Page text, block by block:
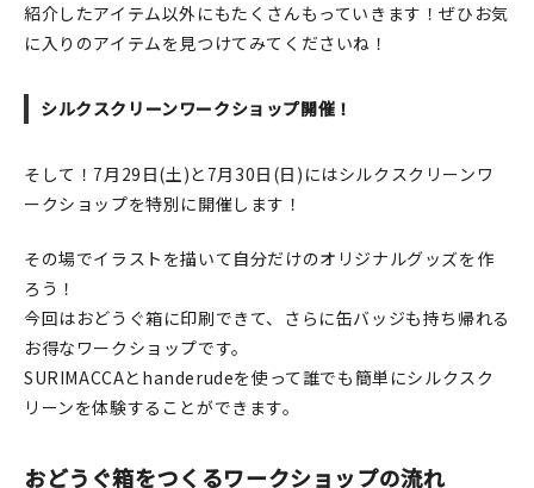
紹介したアイテム以外にもたくさんもっていきます！ぜひお気
に入りのアイテムを見つけてみてくださいね！
シルクスクリーンワークショップ開催！
そして！7月29日(土)と7月30日(日)にはシルクスクリーンワ
ークショップを特別に開催します！
その場でイラストを描いて自分だけのオリジナルグッズを作
ろう！
今回はおどうぐ箱に印刷できて、さらに缶バッジも持ち帰れる
お得なワークショップです。
SURIMACCAとhanderudeを使って誰でも簡単にシルクスク
リーンを体験することができます。
おどうぐ箱をつくるワークショップの流れ